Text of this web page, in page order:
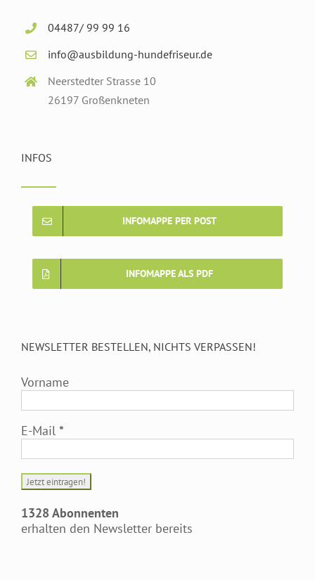
04487/ 99 99 16
info@ausbildung-hundefriseur.de
Neerstedter Strasse 10
26197 Großenkneten
INFOS
INFOMAPPE PER POST
INFOMAPPE ALS PDF
NEWSLETTER BESTELLEN, NICHTS VERPASSEN!
Vorname
E-Mail *
1328 Abonnenten
erhalten den Newsletter bereits